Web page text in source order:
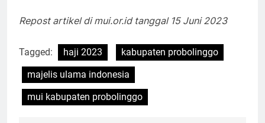
Repost artikel di mui.or.id tanggal 15 Juni 2023
Tagged: haji 2023
kabupaten probolinggo
majelis ulama indonesia
mui kabupaten probolinggo